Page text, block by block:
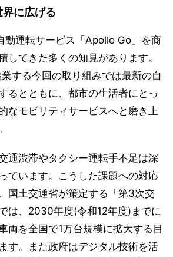
に広げる
動運転サービス「Apollo Go」を商
してきた多くの知見があります。
する今回の取り組みでは最新の自
るとともに、都市の生活者にとっ
なモビリティサービスへと磨き上
通渋滞やタクシー運転手不足は深
ています。こうした課題への対応
国土交通省が策定する「第3次交
は、2030年度(令和12年度)までに
両を全国で1万台規模に拡大する目
す。また政府はデジタル技術を活